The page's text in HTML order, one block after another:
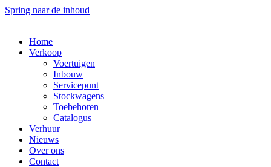
Spring naar de inhoud
Home
Verkoop
Voertuigen
Inbouw
Servicepunt
Stockwagens
Toebehoren
Catalogus
Verhuur
Nieuws
Over ons
Contact